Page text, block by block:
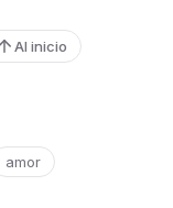
Al inicio
amor